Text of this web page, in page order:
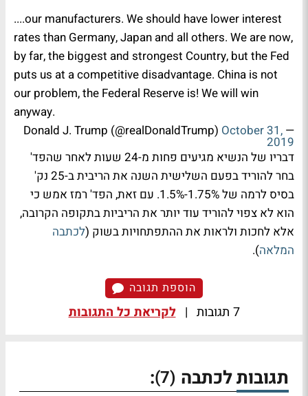
....our manufacturers. We should have lower interest
rates than Germany, Japan and all others. We are now,
by far, the biggest and strongest Country, but the Fed
puts us at a competitive disadvantage. China is not
our problem, the Federal Reserve is! We will win
anyway.
— Donald J. Trump (@realDonaldTrump)
October 31,
2019
דבריו של הנשיא מגיעים פחות מ-24 שעות לאחר שהפד'
בחר להוריד בפעם השלישית השנה את הריבית ב-25 נק'
בסיס לרמה של 1.75%-1.5%. עם זאת, הפד' רמז אמש כי
הוא לא צפוי להוריד עוד יותר את הריביות בתקופה הקרובה,
אלא לחכות ולראות את ההתפתחויות בשוק (לכתבה
המלאה).
הוספת תגובה
7 תגובות | לקריאת כל התגובות
תגובות לכתבה (7)
: